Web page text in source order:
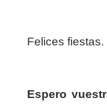
Felices fiestas.
Espero